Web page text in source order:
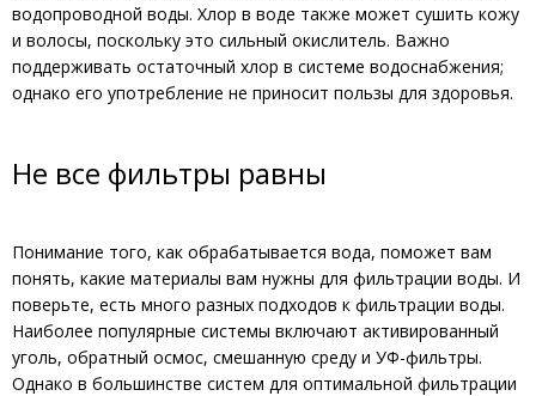
водопроводной воды. Хлор в воде также может сушить кожу
и волосы, поскольку это сильный окислитель. Важно
поддерживать остаточный хлор в системе водоснабжения;
однако его употребление не приносит пользы для здоровья.
Не все фильтры равны
Понимание того, как обрабатывается вода, поможет вам
понять, какие материалы вам нужны для фильтрации воды. И
поверьте, есть много разных подходов к фильтрации воды.
Наиболее популярные системы включают активированный
уголь, обратный осмос, смешанную среду и УФ-фильтры.
Однако в большинстве систем для оптимальной фильтрации